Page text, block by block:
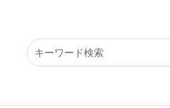
▶︎ 今週はハイキングに行こう！ ▶︎